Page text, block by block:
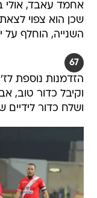
אחמד עאבד, אולי
שכן הוא צפוי
השנייה, הוחלף על
67
הזדמנות נוספת
וקיבל כדור טוב,
ושלח כדור